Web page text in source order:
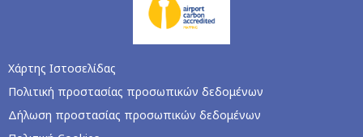
Χάρτης Ιστοσελίδας
Πολιτική προστασίας προσωπικών δεδομένων
Δήλωση προστασίας προσωπικών δεδομένων